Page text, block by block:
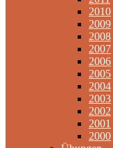
2010
2009
2008
2007
2006
2005
2004
2003
2002
2001
2000